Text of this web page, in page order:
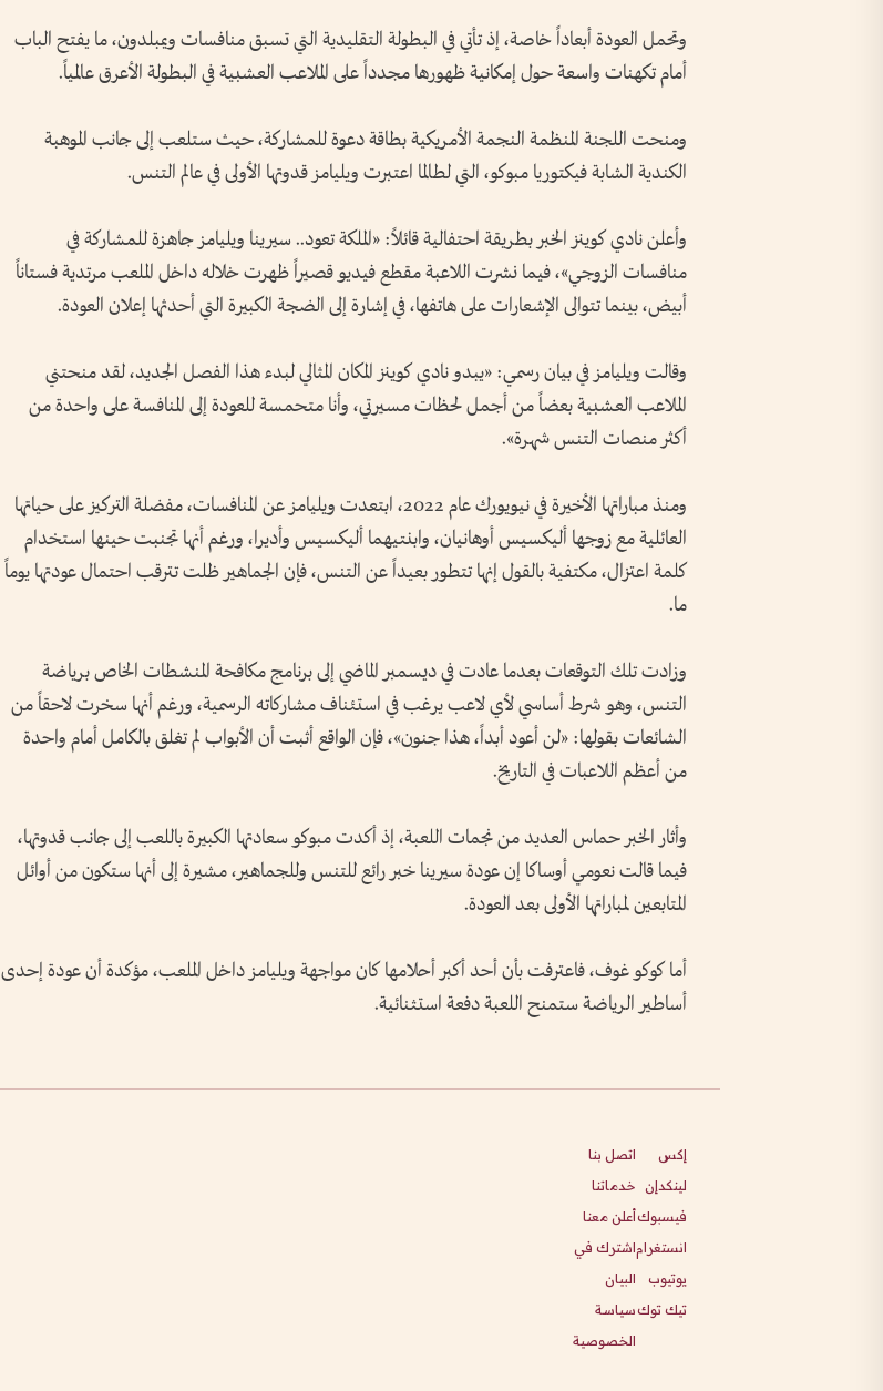
وتحمل العودة أبعاداً خاصة، إذ تأتي في البطولة التقليدية التي تسبق منافسات ويمبلدون، ما يفتح الباب
أمام تكهنات واسعة حول إمكانية ظهورها مجدداً على الملاعب العشبية في البطولة الأعرق عالمياً.
ومنحت اللجنة المنظمة النجمة الأمريكية بطاقة دعوة للمشاركة، حيث ستلعب إلى جانب الموهبة
الكندية الشابة فيكتوريا مبوكو، التي لطالما اعتبرت ويليامز قدوتها الأولى في عالم التنس.
وأعلن نادي كوينز الخبر بطريقة احتفالية قائلاً: «الملكة تعود.. سيرينا ويليامز جاهزة للمشاركة في
منافسات الزوجي»، فيما نشرت اللاعبة مقطع فيديو قصيراً ظهرت خلاله داخل الملعب مرتدية فستاناً
أبيض، بينما تتوالى الإشعارات على هاتفها، في إشارة إلى الضجة الكبيرة التي أحدثها إعلان العودة.
وقالت ويليامز في بيان رسمي: «يبدو نادي كوينز المكان المثالي لبدء هذا الفصل الجديد، لقد منحتني
الملاعب العشبية بعضاً من أجمل لحظات مسيرتي، وأنا متحمسة للعودة إلى المنافسة على واحدة من
أكثر منصات التنس شهرة».
ومنذ مباراتها الأخيرة في نيويورك عام 2022، ابتعدت ويليامز عن المنافسات، مفضلة التركيز على حياتها
العائلية مع زوجها أليكسيس أوهانيان، وابنتيهما أليكسيس وأديرا، ورغم أنها تجنبت حينها استخدام
كلمة اعتزال، مكتفية بالقول إنها تتطور بعيداً عن التنس، فإن الجماهير ظلت تترقب احتمال عودتها يوماً
ما.
وزادت تلك التوقعات بعدما عادت في ديسمبر الماضي إلى برنامج مكافحة المنشطات الخاص برياضة
التنس، وهو شرط أساسي لأي لاعب يرغب في استئناف مشاركاته الرسمية، ورغم أنها سخرت لاحقاً من
الشائعات بقولها: «لن أعود أبداً، هذا جنون»، فإن الواقع أثبت أن الأبواب لم تغلق بالكامل أمام واحدة
من أعظم اللاعبات في التاريخ.
وأثار الخبر حماس العديد من نجمات اللعبة، إذ أكدت مبوكو سعادتها الكبيرة باللعب إلى جانب قدوتها،
فيما قالت نعومي أوساكا إن عودة سيرينا خبر رائع للتنس وللجماهير، مشيرة إلى أنها ستكون من أوائل
المتابعين لمباراتها الأولى بعد العودة.
أما كوكو غوف، فاعترفت بأن أحد أكبر أحلامها كان مواجهة ويليامز داخل الملعب، مؤكدة أن عودة إحدى
أساطير الرياضة ستمنح اللعبة دفعة استثنائية.
إكس
لينكدإن
فيسبوك
انستغرام
يوتيوب
تيك توك
اتصل بنا
خدماتنا
أعلن معنا
اشترك في
البيان
سياسة
الخصوصية